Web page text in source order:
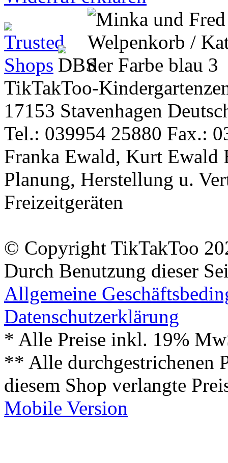
TikTakToo-
17153 Stavenhagen
Tel.: 039954 25880 Fax.:
Franka Ewald, Kurt Ewald
Planung, Herstellung u.
Freizeitgeräten
© Copyright TikTakToo
Durch Benutzung dieser
Allgemeine
Datenschutzerklärung
* Alle Preise inkl. 19%
** Alle durchgestrichenen
diesem Shop verlangte
Mobile Version